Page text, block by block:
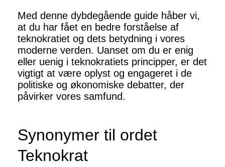
Med denne dybdegående guide håber vi,
at du har fået en bedre forståelse af
teknokratiet og dets betydning i vores
moderne verden. Uanset om du er enig
eller uenig i teknokratiets principper, er det
vigtigt at være oplyst og engageret i de
politiske og økonomiske debatter, der
påvirker vores samfund.
Synonymer til ordet
Teknokrat